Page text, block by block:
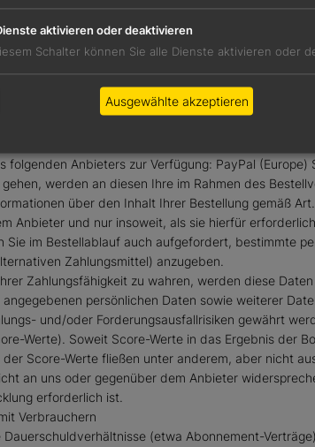
oben bezeichneten Verantwortlichen oder
Anbieters zur Verfügung: Mollie B.V.,
(etwa Kreditkartenzahlung), werden an
sowie Informationen über den Inhalt
mit dem Anbieter und nur insoweit, als sie
Anbieters zur Verfügung: PayPal
werden an diesen Ihre im Rahmen des
über den Inhalt Ihrer Bestellung gemäß
Anbieter und nur insoweit, als sie hierfür erforderlich
im Bestellablauf auch aufgefordert, bestimmte
Zahlungsmittel) anzugeben.
Zahlungsfähigkeit zu wahren, werden diese
persönlichen Daten sowie weiterer
und/oder Forderungsausfallrisiken gewährt
Werte). Soweit Score-Werte in das Ergebnis der
Score-Werte fließen unter anderem, aber nicht
an uns oder gegenüber dem Anbieter
erforderlich ist.
Verbrauchern
(etwa Abonnement-
aktivieren oder deaktivieren
Schalter können Sie alle Dienste aktivieren oder
Ausgewählte akzeptieren